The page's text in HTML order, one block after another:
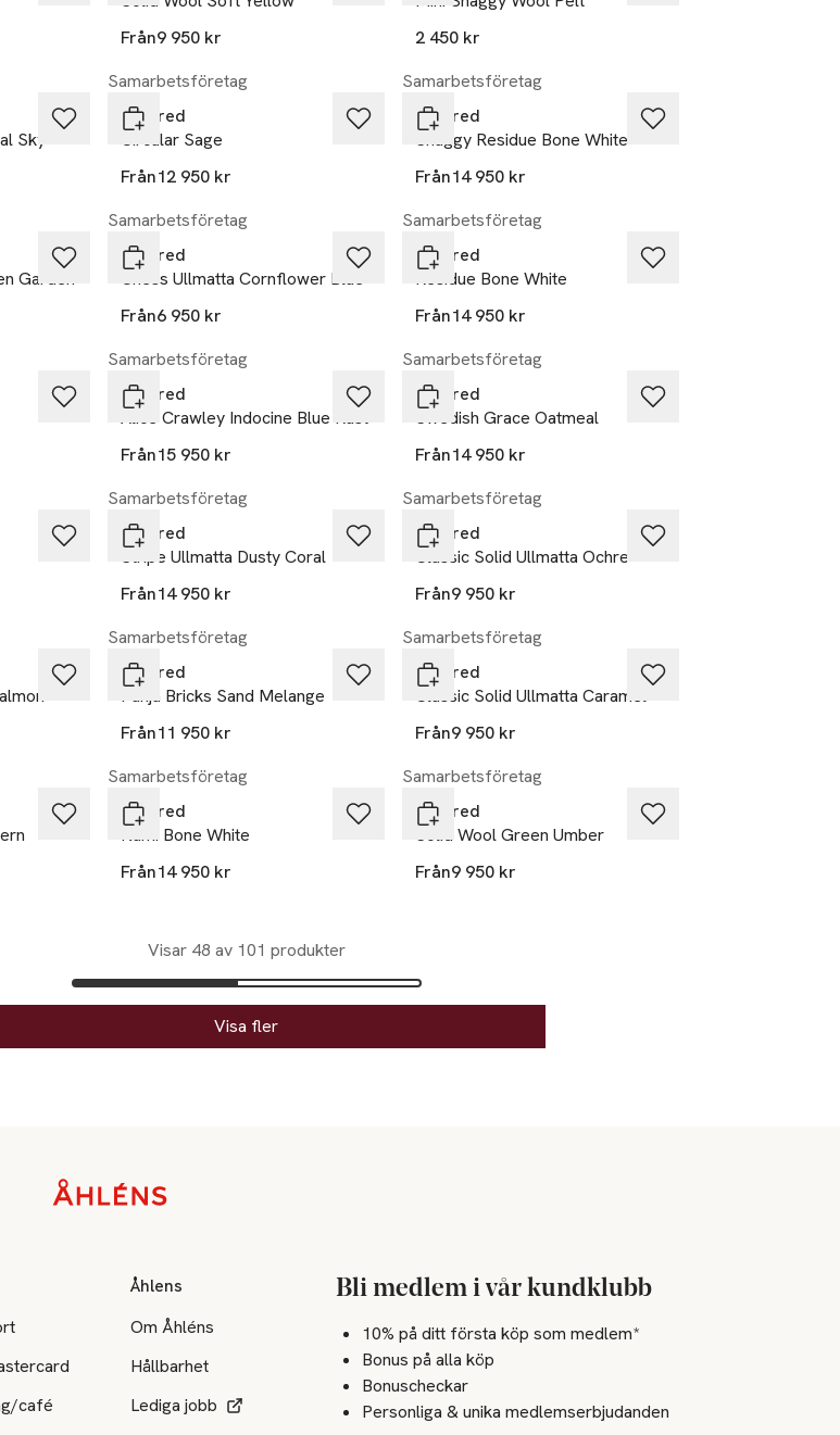
Från9 950 kr
2 450 kr
Sky
Samarbetsföretag
Layered
Circular Sage
Från12 950 kr
Samarbetsföretag
Layered
Shaggy Residue Bone White
Från14 950 kr
Garden
Samarbetsföretag
Layered
Chess Ullmatta Cornflower Blue
Från6 950 kr
Samarbetsföretag
Layered
Residue Bone White
Från14 950 kr
Samarbetsföretag
Layered
Alice Crawley Indocine Blue Rust
Från15 950 kr
Samarbetsföretag
Layered
Swedish Grace Oatmeal
Från14 950 kr
Samarbetsföretag
Layered
Stripe Ullmatta Dusty Coral
Från14 950 kr
Samarbetsföretag
Layered
Classic Solid Ullmatta Ochre
Från9 950 kr
Samarbetsföretag
Layered
Punja Bricks Sand Melange
Från11 950 kr
Samarbetsföretag
Layered
Classic Solid Ullmatta Caramel
Från9 950 kr
Samarbetsföretag
Layered
Nami Bone White
Från14 950 kr
Samarbetsföretag
Layered
Solid Wool Green Umber
Från9 950 kr
Visar 48 av 101 produkter
Visa fler
café
Åhlens
Om Åhléns
Hållbarhet
Lediga jobb
Bli medlem i vår kundklubb
10% på ditt första köp som medlem*
Bonus på alla köp
Bonuscheckar
Personliga & unika medlemserbjudanden